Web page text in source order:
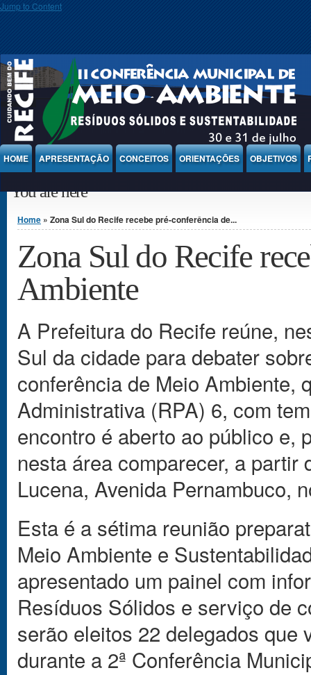
Jump to Content
HOME APRESENTAÇÃO CONCEITOS ORIENTAÇÕES OBJETIVOS
You are here
Home » Zona Sul do Recife recebe pré-conferência de...
Zona Sul do Recife
Ambiente
A Prefeitura do Recife reúne,
Sul da cidade para debater
conferência de Meio Ambiente,
Administrativa (RPA) 6, com
encontro é aberto ao público e,
nesta área comparecer, a
Lucena, Avenida Pernambuco,
Esta é a sétima reunião
Meio Ambiente e
apresentado um painel com
Resíduos Sólidos e serviço de
serão eleitos 22 delegados que
durante a 2ª Conferência